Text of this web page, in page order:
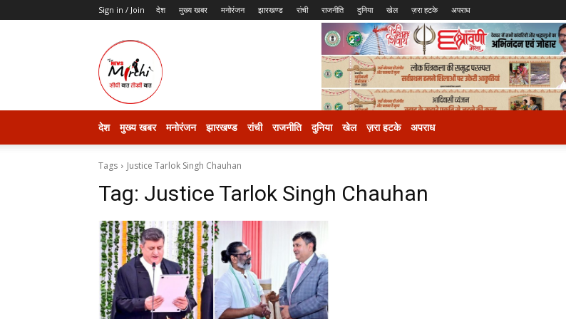
Sign in / Join देश मुख्य खबर मनोरंजन झारखण्ड रांची राजनीति दुनिया खेल ज़रा हटके अपराध
देश मुख्य खबर मनोरंजन झारखण्ड रांची राजनीति दुनिया खेल ज़रा हटके अपराध
Tags Justice Tarlok Singh Chauhan
Tag: Justice Tarlok Singh Chauhan